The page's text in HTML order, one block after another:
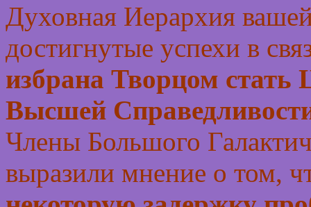
Духовная Иерархия
достигнутые успехи в
избрана Творцом
Высшей
Члены Большого
выразили мнение о том,